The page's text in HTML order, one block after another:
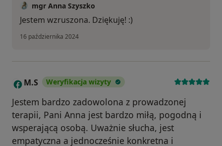
mgr Anna Szyszko
Jestem wzruszona. Dziękuję! :)
16 października 2024
M M.S Weryfikacja wizyty
Jestem bardzo zadowolona z prowadzonej
terapii, Pani Anna jest bardzo miłą, pogodną i
wsperającą osobą. Uważnie słucha, jest
empatyczna a jednocześnie konkretna i